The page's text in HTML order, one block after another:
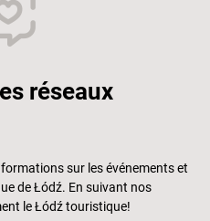
réseaux
sur les événements et
de Łódź. En suivant nos
le Łódź touristique!